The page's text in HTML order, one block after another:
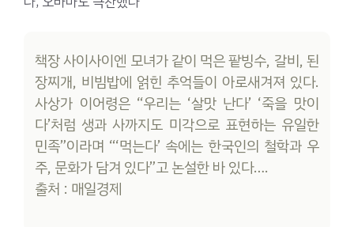
책장 사이사이엔 모녀가 같이 먹은 팥빙수, 갈비, 된
장찌개, 비빔밥에 얽힌 추억들이 아로새겨져 있다.
사상가 이어령은 “우리는 ‘살맛 난다’ ‘죽을 맛이
다’처럼 생과 사까지도 미각으로 표현하는 유일한
민족”이라며 “‘먹는다’ 속에는 한국인의 철학과 우
주, 문화가 담겨 있다”고 논설한 바 있다….
출처 : 매일경제